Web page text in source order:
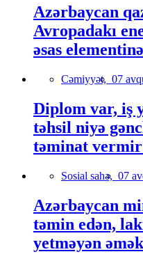
Azərbaycan
Avropadakı
əsas
Cəmiyyət, 07
Diplom var, iş
təhsil niyə
təminat
Sosial sahə, 07
Azərbaycan
təmin edən,
yetməyən